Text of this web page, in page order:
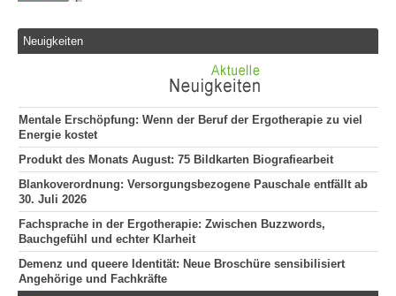
Neuigkeiten
Mentale Erschöpfung: Wenn der Beruf der Ergotherapie zu viel
Energie kostet
Produkt des Monats August: 75 Bildkarten Biografiearbeit
Blankoverordnung: Versorgungsbezogene Pauschale entfällt ab
30. Juli 2026
Fachsprache in der Ergotherapie: Zwischen Buzzwords,
Bauchgefühl und echter Klarheit
Demenz und queere Identität: Neue Broschüre sensibilisiert
Angehörige und Fachkräfte